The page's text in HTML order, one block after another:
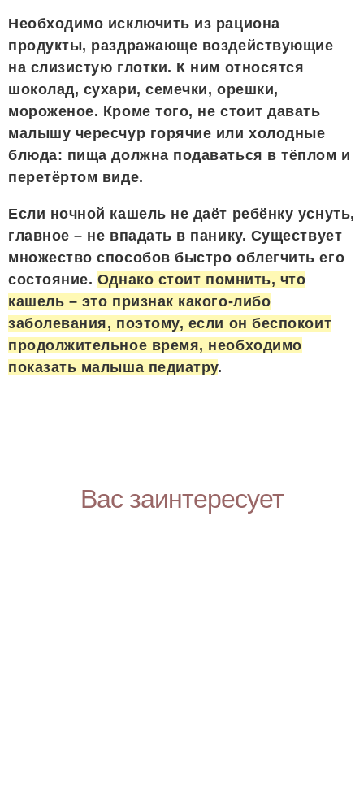
Необходимо исключить из рациона
продукты, раздражающе воздействующие
на слизистую глотки. К ним относятся
шоколад, сухари, семечки, орешки,
мороженое. Кроме того, не стоит давать
малышу чересчур горячие или холодные
блюда: пища должна подаваться в тёплом и
перетёртом виде.
Если ночной кашель не даёт ребёнку уснуть,
главное – не впадать в панику. Существует
множество способов быстро облегчить его
состояние. Однако стоит помнить, что
кашель – это признак какого-либо
заболевания, поэтому, если он беспокоит
продолжительное время, необходимо
показать малыша педиатру.
Вас заинтересует